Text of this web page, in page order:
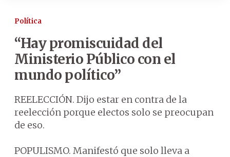
Política
“Hay promiscuidad del
Ministerio Público con el
mundo político”
REELECCIÓN. Dijo estar en contra de la
reelección porque electos solo se preocupan
de eso.
POPULISMO. Manifestó que solo lleva a